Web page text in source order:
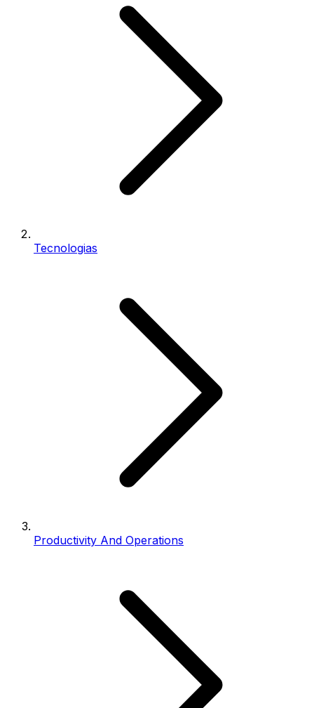
Tecnologias
Productivity And Operations